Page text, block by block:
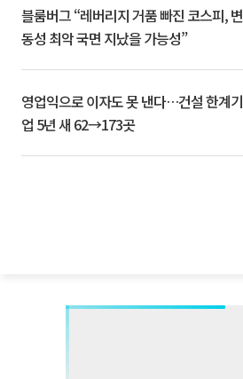
블룸버그 “레버리지 거품 빠진 코스피, 변
동성 최악 국면 지났을 가능성”
영업익으로 이자도 못 낸다…건설 한계기
업 5년 새 62→173곳